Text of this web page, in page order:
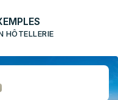
HÔTELLERIE